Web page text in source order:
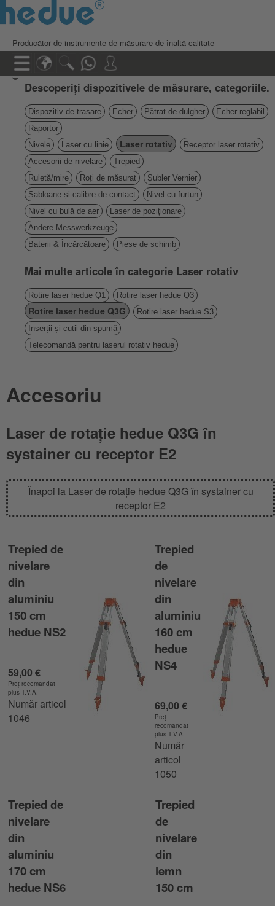
Producător de instrumente de măsurare de înaltă calitate
Descoperiți dispozitivele de măsurare, categoriile.
Dispozitiv de trasare Echer Pătrat de dulgher
Echer reglabil
Raportor
Nivele
Laser cu linie Laser rotativ
Receptor laser rotativ
Accesorii de nivelare
Trepied
Ruletă/mire
Roți de măsurat
Șubler Vernier
Șabloane și calibre de contact
Nivel cu furtun
Nivel cu bulă de aer
Laser de poziționare
Andere Messwerkzeuge
Baterii & Încărcătoare
Piese de schimb
Mai multe articole în categorie Laser rotativ
Rotire laser hedue Q1 Rotire laser hedue Q3
Rotire laser hedue Q3G
Rotire laser hedue S3
Inserții și cutii din spumă
Telecomandă pentru laserul rotativ hedue
Accesoriu
Laser de rotație hedue Q3G în
systainer cu receptor E2
Înapoi la Laser de rotație hedue Q3G în systainer cu
receptor E2
Trepied de
nivelare
din
aluminiu
150 cm
hedue NS2
59,00 €
Preț recomandat
plus T.V.A.
Număr articol
1046
Trepied
de
nivelare
din
aluminiu
160 cm
hedue
NS4
69,00 €
Preț
recomandat
plus T.V.A.
Număr
articol
1050
Trepied de
nivelare
din
aluminiu
170 cm
hedue NS6
Trepied
de
nivelare
din
lemn
150 cm